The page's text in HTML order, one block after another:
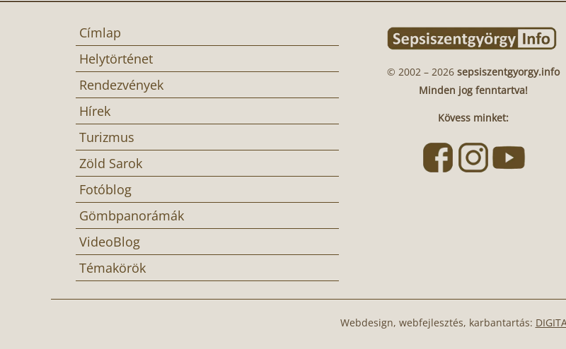
Címlap
Helytörténet
Rendezvények
Hírek
Turizmus
Zöld Sarok
Fotóblog
Gömbpanorámák
VideoBlog
Témakörök
© 2002 – 2026 sepsiszentgyorgy.info
Minden jog fenntartva!
Kövess minket:
Webdesign, webfejlesztés, karbantartás: